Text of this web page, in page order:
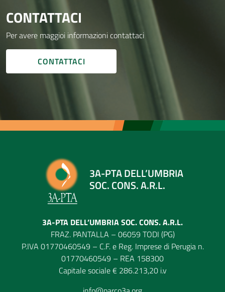
CONTATTACI
Per avere maggioi informazioni contattaci
CONTATTACI
3A-PTA DELL’UMBRIA
SOC. CONS. A.R.L.
3A-PTA DELL’UMBRIA SOC. CONS. A.R.L.
FRAZ. PANTALLA – 06059 TODI (PG)
P.IVA 01770460549 – C.F. e Reg. Imprese di Perugia n.
01770460549 – REA 158300
Capitale sociale € 286.213,20 i.v